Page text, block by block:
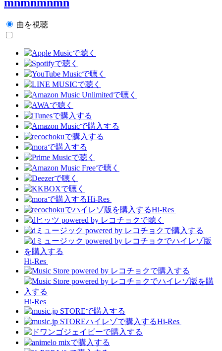
曲を視聴
Hi-Res
Hi-Res
Hi-Res
Hi-Res
Hi-Res